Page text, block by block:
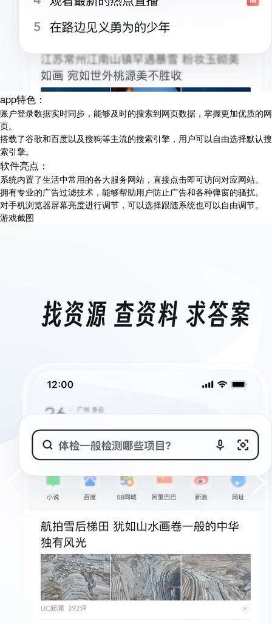
app特色：
账户登录数据实时同步，能够及时的搜索到网页数据，掌握更加优质的网
页。
搭载了谷歌和百度以及搜狗等主流的搜索引擎，用户可以自由选择默认搜
索引擎。
软件亮点：
系统内置了生活中常用的各大服务网站，直接点击即可访问对应网站。
拥有专业的广告过滤技术，能够帮助用户防止广告和各种弹窗的骚扰。
对手机浏览器屏幕亮度进行调节，可以选择跟随系统也可以自由调节。
游戏截图